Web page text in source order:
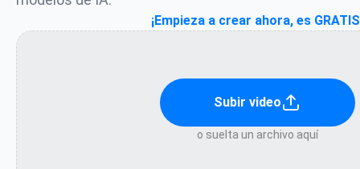
¡Empieza a crear ahora, es
Subir video
o suelta un archivo aquí